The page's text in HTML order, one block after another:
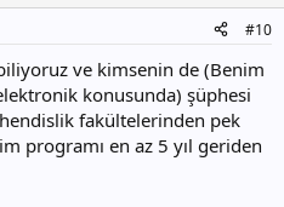
#10
ve kimsenin de (Benim
konusunda) şüphesi
fakültelerinden pek
programı en az 5 yıl geriden